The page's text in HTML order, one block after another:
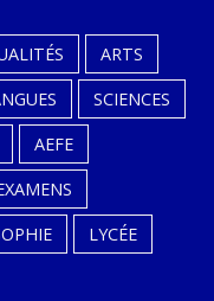
ARTS
SCIENCES
AEFE
LYCÉE